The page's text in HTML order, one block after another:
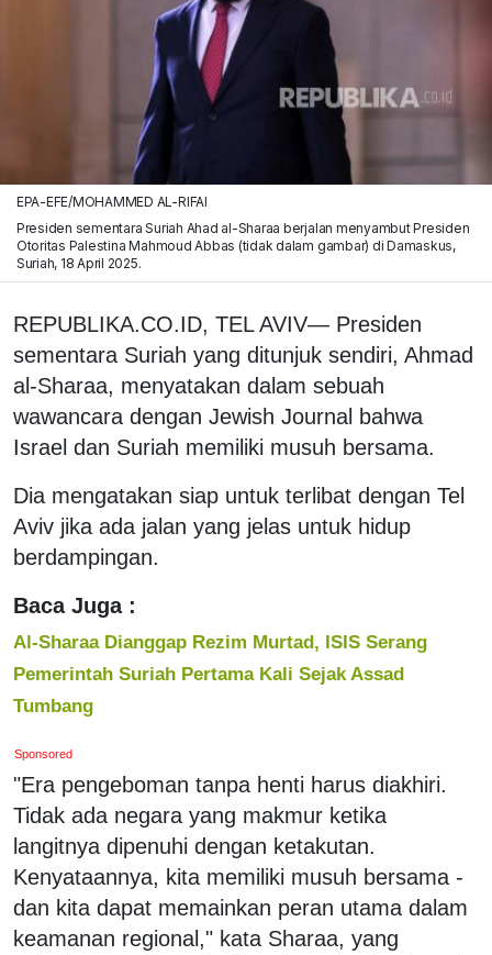
EPA-EFE/MOHAMMED AL-RIFAI
Presiden sementara Suriah Ahad al-Sharaa berjalan menyambut Presiden
Otoritas Palestina Mahmoud Abbas (tidak dalam gambar) di Damaskus,
Suriah, 18 April 2025.
REPUBLIKA.CO.ID, TEL AVIV— Presiden
sementara Suriah yang ditunjuk sendiri, Ahmad
al-Sharaa, menyatakan dalam sebuah
wawancara dengan Jewish Journal bahwa
Israel dan Suriah memiliki musuh bersama.
Dia mengatakan siap untuk terlibat dengan Tel
Aviv jika ada jalan yang jelas untuk hidup
berdampingan.
Baca Juga :
Al-Sharaa Dianggap Rezim Murtad, ISIS Serang
Pemerintah Suriah Pertama Kali Sejak Assad
Tumbang
Sponsored
"Era pengeboman tanpa henti harus diakhiri.
Tidak ada negara yang makmur ketika
langitnya dipenuhi dengan ketakutan.
Kenyataannya, kita memiliki musuh bersama -
dan kita dapat memainkan peran utama dalam
keamanan regional," kata Sharaa, yang